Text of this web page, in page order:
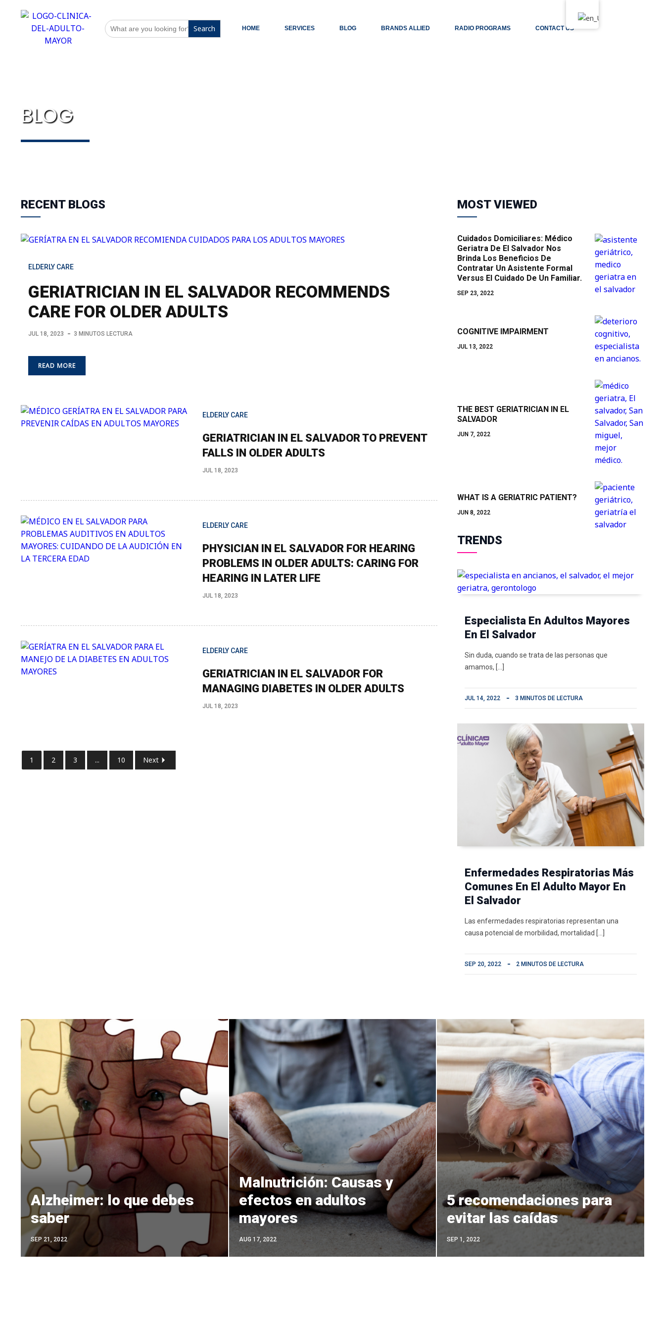
Search
for: HOME SERVICES BLOG BRANDS ALLIED RADIO PROGRAMS CONTACT US
BLOG
RECENT BLOGS
ELDERLY CARE
GERIATRICIAN IN EL SALVADOR RECOMMENDS
CARE FOR OLDER ADULTS
JUL 18, 2023 3 MINUTOS LECTURA
READ MORE
ELDERLY CARE
GERIATRICIAN IN EL SALVADOR TO PREVENT
FALLS IN OLDER ADULTS
JUL 18, 2023
ELDERLY CARE
PHYSICIAN IN EL SALVADOR FOR HEARING
PROBLEMS IN OLDER ADULTS: CARING FOR
HEARING IN LATER LIFE
JUL 18, 2023
ELDERLY CARE
GERIATRICIAN IN EL SALVADOR FOR
MANAGING DIABETES IN OLDER ADULTS
JUL 18, 2023
1 2 3 ... 10 Next
MOST VIEWED
Cuidados Domiciliares: Médico
Geriatra De El Salvador Nos
Brinda Los Beneficios De
Contratar Un Asistente Formal
Versus El Cuidado De Un Familiar.
SEP 23, 2022
COGNITIVE IMPAIRMENT
JUL 13, 2022
THE BEST GERIATRICIAN IN EL
SALVADOR
JUN 7, 2022
WHAT IS A GERIATRIC PATIENT?
JUN 8, 2022
TRENDS
Especialista En Adultos Mayores
En El Salvador
Sin duda, cuando se trata de las personas que
amamos, […]
JUL 14, 2022 3 MINUTOS DE LECTURA
Enfermedades Respiratorias Más
Comunes En El Adulto Mayor En
El Salvador
Las enfermedades respiratorias representan una
causa potencial de morbilidad, mortalidad […]
SEP 20, 2022 2 MINUTOS DE LECTURA
Alzheimer: lo que debes
saber
SEP 21, 2022
Malnutrición: Causas y
efectos en adultos
mayores
AUG 17, 2022
5 recomendaciones para
evitar las caídas
SEP 1, 2022